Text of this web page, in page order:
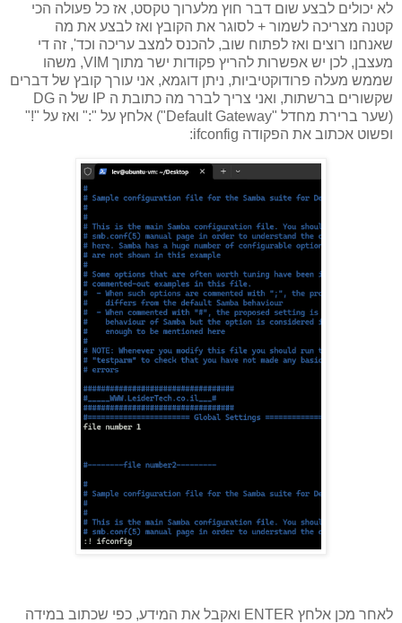
לא יכולים לבצע שום דבר חוץ מלערוך טקסט, אז כל פעולה הכי
קטנה מצריכה לשמור + לסוגר את הקובץ ואז לבצע את מה
שאנחנו רוצים ואז לפתוח שוב, להכנס למצב עריכה וכד', זה די
מעצבן, לכן יש אפשרות להריץ פקודות ישר מתוך VIM, משהו
שממש מעלה פרודוקטיביות, ניתן דוגמא, אני עורך קובץ של דברים
שקשורים ברשתות, ואני צריך לברר מה כתובת ה IP של ה DG
(שער ברירת מחדל "Default Gateway") אלחץ על ":" ואז על "!"
ופשוט אכתוב את הפקודה ifconfig:
לאחר מכן אלחץ ENTER ואקבל את המידע, כפי שכתוב במידה